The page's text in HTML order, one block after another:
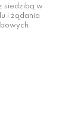
siedzibą w
i żądania